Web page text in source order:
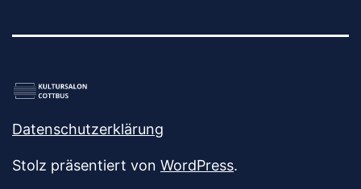
Datenschutzerklärung
Stolz präsentiert von WordPress.